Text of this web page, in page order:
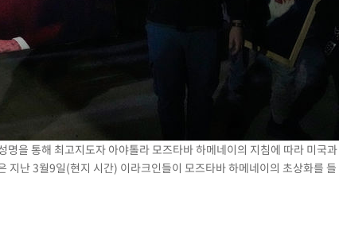
을 통해 최고지도자 아야톨라 모즈타바 하메네이의 지침에 따라 미국과
지난 3월9일(현지 시간) 이라크인들이 모즈타바 하메네이의 초상화를 들